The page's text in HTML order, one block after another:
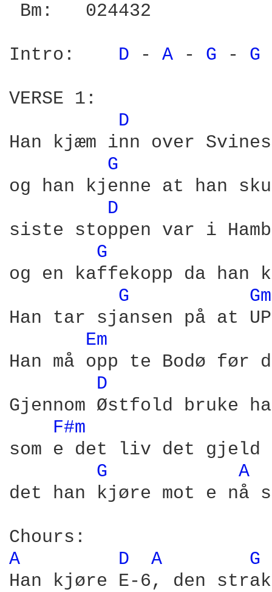
Bm:   024432
Intro: D - A - G - G
VERSE 1:
D
Han kjæm inn over
G
og han kjenne at han
D
siste stoppen var i
G
og en kaffekopp da han
G
Han tar sjansen på at
Em
Han må opp te Bodø
D
Gjennom Østfold bruke
F#m
som e det liv det gjeld
G
A
det han kjøre mot e nå
A
D A
G
Han kjøre E-6, den